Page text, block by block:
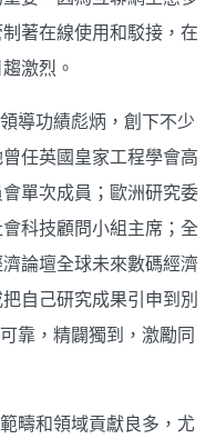
著在線使用和駁接，在
激烈。
導功績彪炳，創下不少
任英國皇家工程學會高
單次成員；歐洲研究委
科技顧問小組主席；全
論壇全球未來數碼經濟
自己研究成果引申到別
靠，精闢獨到，激勵同
疇和領域貢獻良多，尤